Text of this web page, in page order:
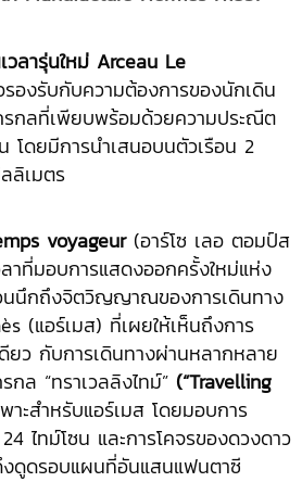
วลารุ่นใหม่ Arceau Le
องรับกับความต้องการของนักเดิน
กลที่เพียบพร้อมด้วยความประณีต
โดยมีการนำเสนอบนตัวเรือน 2
ลิเมตร
voyageur(อาร์โซ เลอ ตอมป์ส
ลาที่มอบการแสดงออกครั้งใหม่แห่ง
นนึกถึงจิตวิญญาณของการเดินทาง
(แอร์เมส) ที่เผยให้เห็นถึงการ
ยว กับการเดินทางผ่านหลากหลาย
ล “ทราเวลลิงไทม์” (“Travelling
ะสำหรับแอร์เมส โดยมอบการ
ไทม์โซน และการโคจรของดวงดาว
ดูดรอบแผนที่อันแสนแฟนตาซี